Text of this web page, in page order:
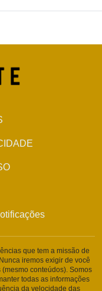
que tem a missão de
iremos exigir de você
conteúdos). Somos
todas as informações
da velocidade das